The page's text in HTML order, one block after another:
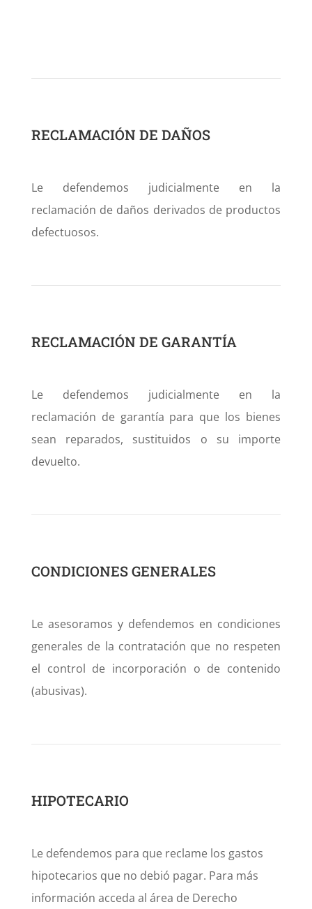
RECLAMACIÓN DE DAÑOS
Le defendemos judicialmente en la
reclamación de daños derivados de productos
defectuosos.
RECLAMACIÓN DE GARANTÍA
Le defendemos judicialmente en la
reclamación de garantía para que los bienes
sean reparados, sustituidos o su importe
devuelto.
CONDICIONES GENERALES
Le asesoramos y defendemos en condiciones
generales de la contratación que no respeten
el control de incorporación o de contenido
(abusivas).
HIPOTECARIO
Le defendemos para que reclame los gastos
hipotecarios que no debió pagar. Para más
información acceda al área de Derecho